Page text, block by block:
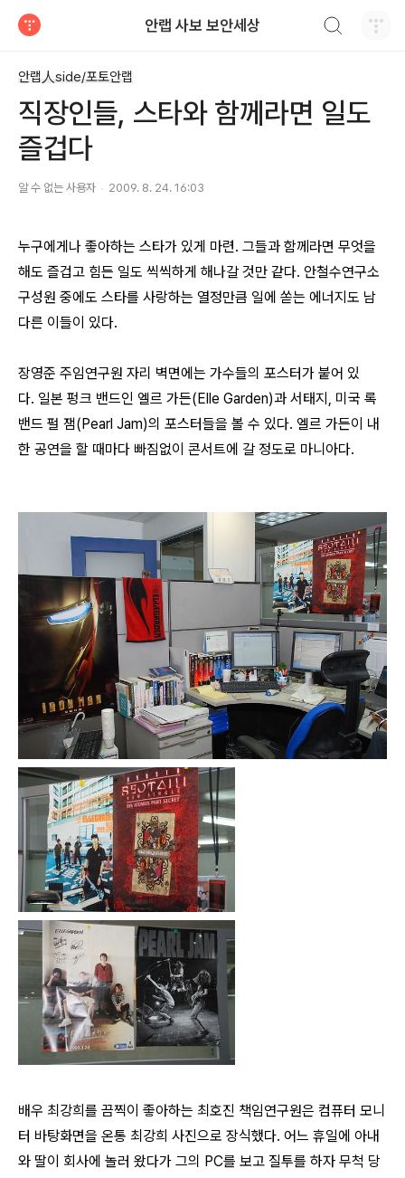
안랩 사보 보안세상
안랩人side/포토안랩
직장인들, 스타와 함께라면 일도
즐겁다
알 수 없는 사용자 2009. 8. 24. 16:03
누구에게나 좋아하는 스타가 있게 마련. 그들과 함께라면 무엇을
해도 즐겁고 힘든 일도 씩씩하게 해나갈 것만 같다. 안철수연구소
구성원 중에도 스타를 사랑하는 열정만큼 일에 쏟는 에너지도 남
다른 이들이 있다.
장영준 주임연구원 자리 벽면에는 가수들의 포스터가 붙어 있
다. 일본 펑크 밴드인 엘르 가든(Elle Garden)과 서태지, 미국 록
밴드 펄 잼(Pearl Jam)의 포스터들을 볼 수 있다. 엘르 가든이 내
한 공연을 할 때마다 빠짐없이 콘서트에 갈 정도로 마니아다.
배우 최강희를 끔찍이 좋아하는 최호진 책임연구원은 컴퓨터 모니
터 바탕화면을 온통 최강희 사진으로 장식했다. 어느 휴일에 아내
와 딸이 회사에 놀러 왔다가 그의 PC를 보고 질투를 하자 무척 당